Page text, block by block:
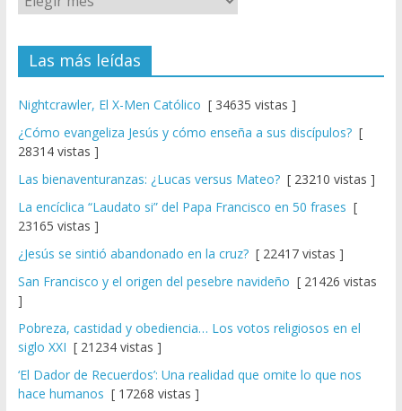
Las más leídas
Nightcrawler, El X-Men Católico [ 34635 vistas ]
¿Cómo evangeliza Jesús y cómo enseña a sus discípulos?[
28314 vistas ]
Las bienaventuranzas: ¿Lucas versus Mateo?[ 23210 vistas ]
La encíclica “Laudato si” del Papa Francisco en 50 frases [
23165 vistas ]
¿Jesús se sintió abandonado en la cruz?[ 22417 vistas ]
San Francisco y el origen del pesebre navideño [ 21426 vistas
]
Pobreza, castidad y obediencia… Los votos religiosos en el
siglo XXI [ 21234 vistas ]
‘El Dador de Recuerdos’: Una realidad que omite lo que nos
hace humanos [ 17268 vistas ]